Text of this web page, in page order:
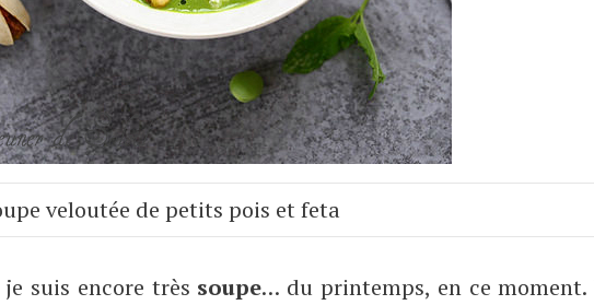
veloutée de petits pois et feta
suis encore très soupe… du printemps, en ce moment.